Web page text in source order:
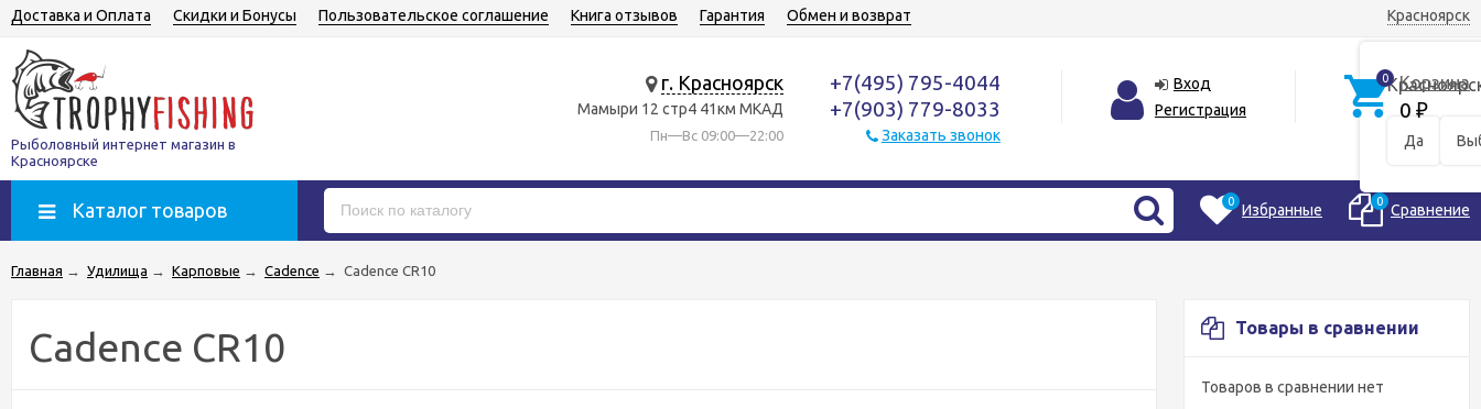
Красноярск
Да
Доставка и Оплата Скидки и Бонусы Пользовательское соглашение Книга отзывов Гарантия Обмен и возврат
Рыболовный интернет магазин в
Красноярске
г. Красноярск
Мамыри 12 стр4 41км МКАД
Пн—Вс 09:00—22:00
+7(495) 795-4044
+7(903) 779-8033
Заказать звонок
Вход
Регистрация
0 Корзина
0 ₽
Каталог товаров 0 Избранные 0 Сравнение
Главная → Удилища → Карповые → Cadence → Cadence CR10
Товары в сравнении
Товаров в сравнении нет
Cadence CR10